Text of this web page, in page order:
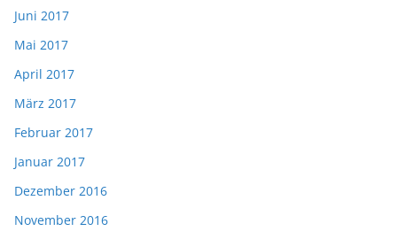
Juni 2017
Mai 2017
April 2017
März 2017
Februar 2017
Januar 2017
Dezember 2016
November 2016